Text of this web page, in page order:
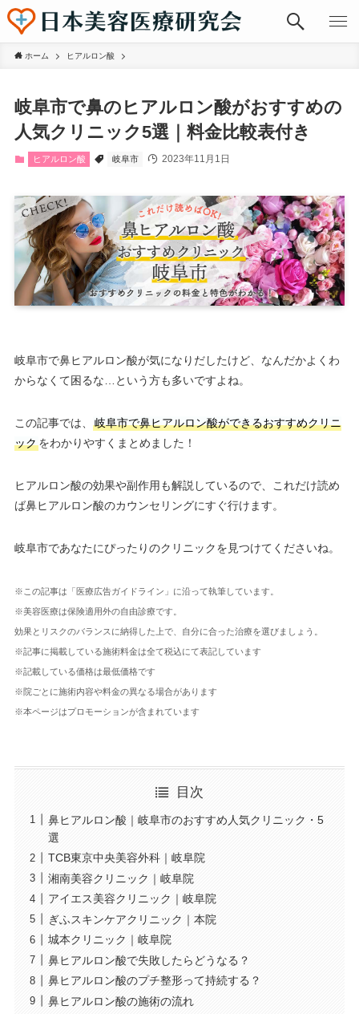
ホーム ヒアルロン酸
岐阜市で鼻のヒアルロン酸がおすすめの
人気クリニック5選｜料金比較表付き
ヒアルロン酸 岐阜市 2023年11月1日
岐阜市で鼻ヒアルロン酸が気になりだしたけど、なんだかよくわ
からなくて困るな…という方も多いですよね。
この記事では、
岐阜市で鼻ヒアルロン酸ができるおすすめクリニ
ックをわかりやすくまとめました！
ヒアルロン酸の効果や副作用も解説しているので、これだけ読め
ば鼻ヒアルロン酸のカウンセリングにすぐ行けます。
岐阜市であなたにぴったりのクリニックを見つけてくださいね。
※この記事は「医療広告ガイドライン」に沿って執筆しています。
※美容医療は保険適用外の自由診療です。
効果とリスクのバランスに納得した上で、自分に合った治療を選びましょう。
※記事に掲載している施術料金は全て税込にて表記しています
※記載している価格は最低価格です
※院ごとに施術内容や料金の異なる場合があります
※本ページはプロモーションが含まれています
目次
鼻ヒアルロン酸｜岐阜市のおすすめ人気クリニック・5
選
TCB東京中央美容外科｜岐阜院
湘南美容クリニック｜岐阜院
アイエス美容クリニック｜岐阜院
ぎふスキンケアクリニック｜本院
城本クリニック｜岐阜院
鼻ヒアルロン酸で失敗したらどうなる？
鼻ヒアルロン酸のプチ整形って持続する？
鼻ヒアルロン酸の施術の流れ